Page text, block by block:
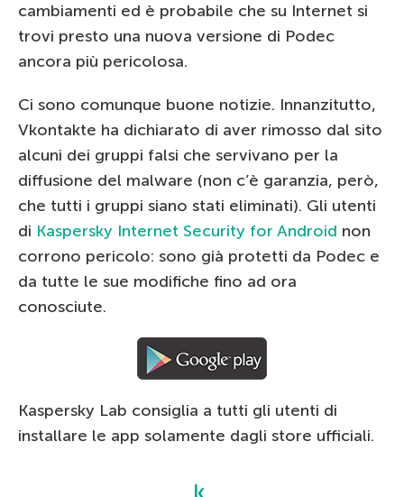
cambiamenti ed è probabile che su Internet si
trovi presto una nuova versione di Podec
ancora più pericolosa.
Ci sono comunque buone notizie. Innanzitutto,
Vkontakte ha dichiarato di aver rimosso dal sito
alcuni dei gruppi falsi che servivano per la
diffusione del malware (non c’è garanzia, però,
che tutti i gruppi siano stati eliminati). Gli utenti
di Kaspersky Internet Security for Android non
corrono pericolo: sono già protetti da Podec e
da tutte le sue modifiche fino ad ora
conosciute.
Kaspersky Lab consiglia a tutti gli utenti di
installare le app solamente dagli store ufficiali.